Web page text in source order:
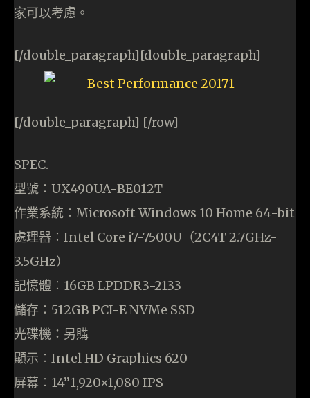
家可以考慮。
[/double_paragraph][double_paragraph]
[/double_paragraph] [/row]
SPEC.
型號：UX490UA-BE012T
作業系統︰Microsoft Windows 10 Home 64-bit
處理器︰Intel Core i7-7500U（2C4T 2.7GHz-
3.5GHz）
記憶體︰16GB LPDDR3-2133
儲存：512GB PCI-E NVMe SSD
光碟機：另購
顯示︰Intel HD Graphics 620
屏幕︰14”1,920×1,080 IPS